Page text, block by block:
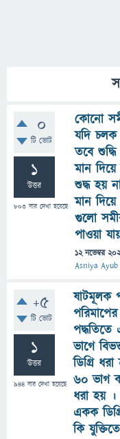
0
টি ভোট
1
উত্তর
803 বার দেখা হয়েছে
কোনো
যদি
তবে
মান
শুদ্ধ হয়
মান
গুলো
পাওয়া
12 নভেম্বর
Asniya
+5
টি ভোট
1
উত্তর
944 বার দেখা হয়েছে
ষাটমূলক
ভাগে
ডিগ্রি
৬০ ভাগ
ধরা হয়
একক
কি